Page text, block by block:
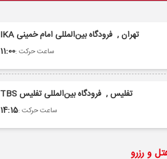
تهران , فرودگاه بین‌المللی امام خمینی IKA
ساعت حرکت :11:00
تفلیس , فرودگاه بین‌المللی تفلیس TBS
ساعت حرکت :14:15
و رزرو